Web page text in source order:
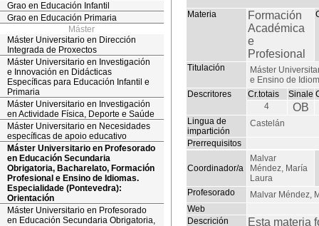
Grao en Educación Infantil
Grao en Educación Primaria
Máster
Máster Universitario en Dirección
Integrada de Proxectos
Máster Universitario en Investigación
e Innovación en Didácticas
Específicas para Educación Infantil e
Primaria
Máster Universitario en Investigación
en Actividade Física, Deporte e Saúde
Máster Universitario en Necesidades
específicas de apoio educativo
Máster Universitario en Profesorado
en Educación Secundaria
Obrigatoria, Bacharelato, Formación
Profesional e Ensino de Idiomas.
Especialidade (Pontevedra):
Orientación
Máster Universitario en Profesorado
en Educación Secundaria Obrigatoria,
Materia
Formación
Académica
e
Profesional
Titulación
Máster
e Ensino de
Descritores
Cr.totais Sinale
4
OB
Lingua de
impartición
Castelán
Prerrequisitos
Coordinador/a
Malvar
Méndez, María
Laura
Profesorado
Malvar Méndez,
Web
Descrición
Esta materia